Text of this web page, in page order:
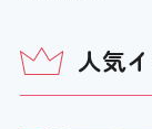
人気